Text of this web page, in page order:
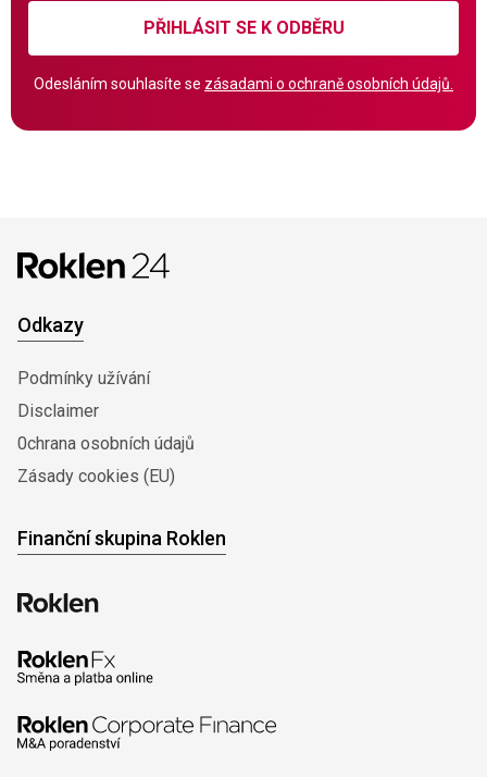
PŘIHLÁSIT SE K ODBĚRU
Odesláním souhlasíte se zásadami o ochraně osobních údajů.
Odkazy
Podmínky užívání
Disclaimer
0chrana osobních údajů
Zásady cookies (EU)
Finanční skupina Roklen